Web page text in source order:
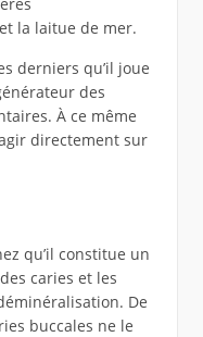
la laitue de mer.
derniers qu’il joue
des
À ce même
directement sur
qu’il constitue un
caries et les
De
buccales ne le